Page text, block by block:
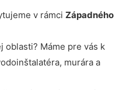
v rámci Západného
oblasti? Máme pre vás k
murára a